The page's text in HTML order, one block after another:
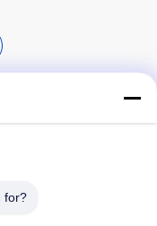
探す
for?